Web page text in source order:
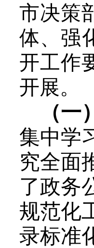
市决策
体、强
开工作
开展。
（
集中学
究全面
了政务
规范化
录标准